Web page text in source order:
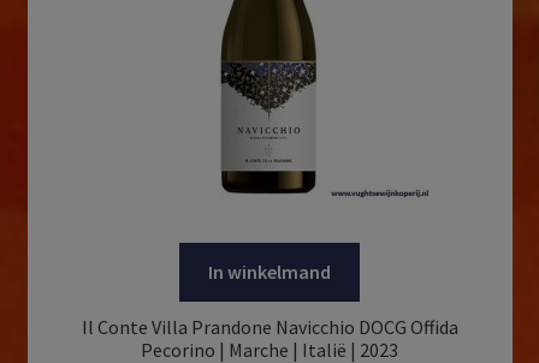
In winkelmand
Il Conte Villa Prandone Navicchio DOCG Offida
Pecorino | Marche | Italië | 2023